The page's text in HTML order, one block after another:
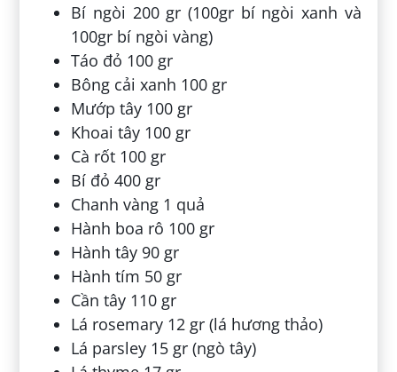
Bí ngòi 200 gr (100gr bí ngòi xanh và
100gr bí ngòi vàng)
Táo đỏ 100 gr
Bông cải xanh 100 gr
Mướp tây 100 gr
Khoai tây 100 gr
Cà rốt 100 gr
Bí đỏ 400 gr
Chanh vàng 1 quả
Hành boa rô 100 gr
Hành tây 90 gr
Hành tím 50 gr
Cần tây 110 gr
Lá rosemary 12 gr (lá hương thảo)
Lá parsley 15 gr (ngò tây)